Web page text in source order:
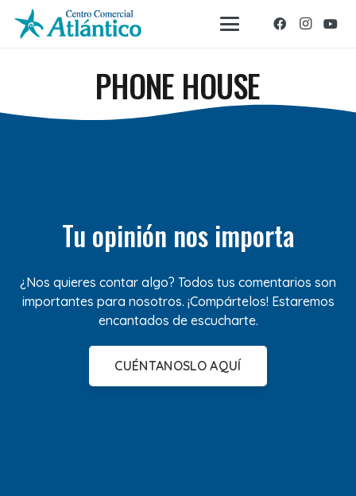
PHONE HOUSE
Tu opinión nos importa
¿Nos quieres contar algo? Todos tus comentarios son
importantes para nosotros. ¡Compártelos! Estaremos
encantados de escucharte.
CUÉNTANOSLO AQUÍ